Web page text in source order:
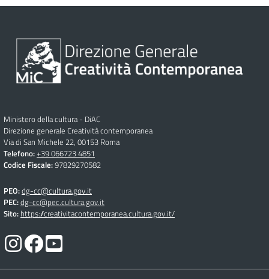
Ministero della cultura - DiAC
Direzione generale Creatività contemporanea
Via di San Michele 22, 00153 Roma
Telefono:+39 066723 4851
Codice Fiscale:97829270582
PEO:dg-cc@cultura.gov.it
PEC:dg-cc@pec.cultura.gov.it
Sito: https://creativitacontemporanea.cultura.gov.it/